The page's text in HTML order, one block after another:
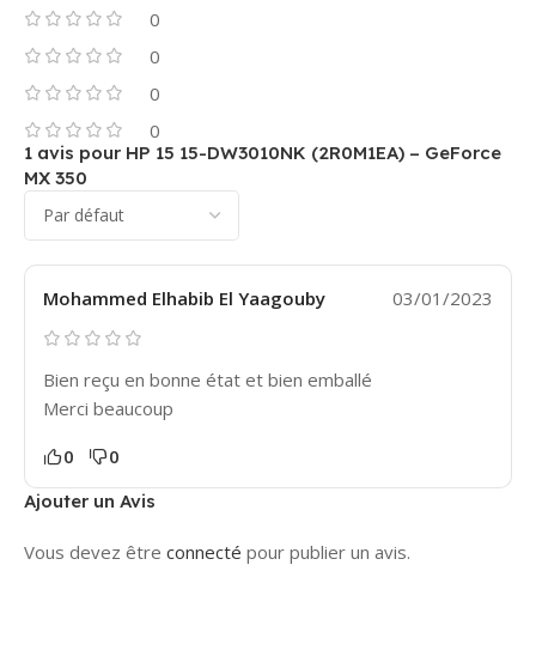
0
0
0
0
1 avis pour HP 15 15-DW3010NK (2R0M1EA) – GeForce
MX 350
Mohammed Elhabib El Yaagouby 03/01/2023
Bien reçu en bonne état et bien emballé
Merci beaucoup
0 0
Ajouter un Avis
Vous devez être connecté pour publier un avis.